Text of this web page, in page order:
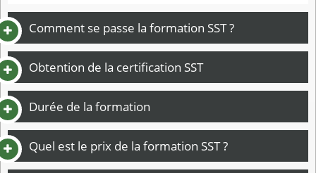
Comment se passe la formation SST ?
Obtention de la certification SST
Durée de la formation
Quel est le prix de la formation SST ?